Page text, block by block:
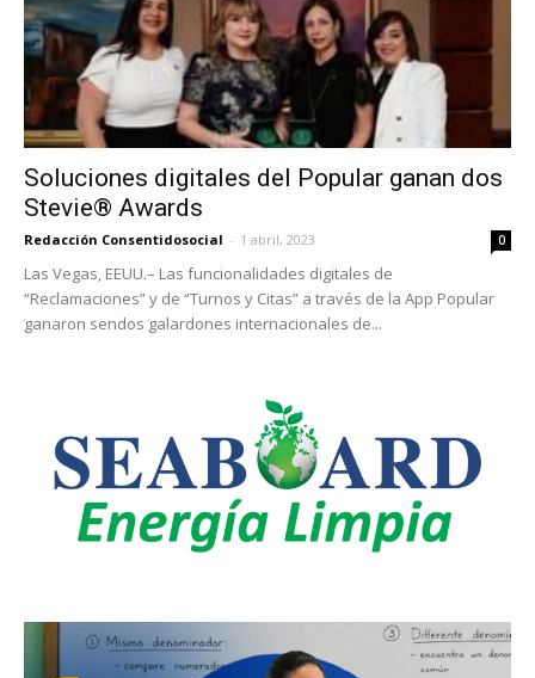
Soluciones digitales del Popular ganan dos
Stevie® Awards
Redacción Consentidosocial - 1 abril, 2023 0
Las Vegas, EEUU.– Las funcionalidades digitales de
“Reclamaciones” y de “Turnos y Citas” a través de la App Popular
ganaron sendos galardones internacionales de...